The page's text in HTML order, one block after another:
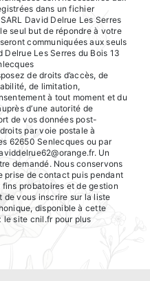
dans un fichier
David Delrue Les Serres
seul but de répondre à votre
communiquées aux seuls
Les Serres du Bois 13
de droits d’accès, de
de limitation,
à tout moment et du
d’une autorité de
de vos données post-
par voie postale à
62650 Senlecques ou par
Un
demandé. Nous conservons
prise de contact puis pendant
probatoires et de gestion
de vous inscrire sur la liste
disponible à cette
le site cnil.fr pour plus